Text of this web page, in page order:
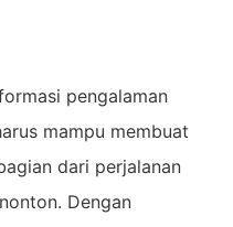
pengalaman
mampu membuat
dari perjalanan
Dengan